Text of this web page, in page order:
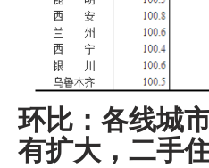
环比：各线城
有扩大，二手